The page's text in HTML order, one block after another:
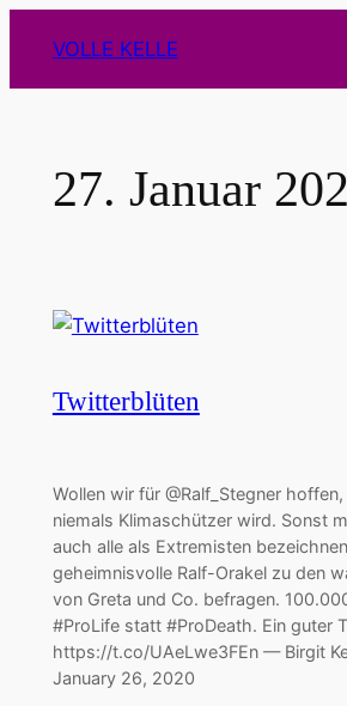
Inhalt
springen
VOLLE KELLE
27. Januar
Twitterblüten
Wollen wir für @Ralf_Stegner
niemals Klimaschützer wird. Sonst
auch alle als Extremisten
geheimnisvolle Ralf-Orakel zu den
von Greta und Co. befragen.
#ProLife statt #ProDeath. Ein guter
https://t.co/UAeLwe3FEn — Birgit
January 26, 2020